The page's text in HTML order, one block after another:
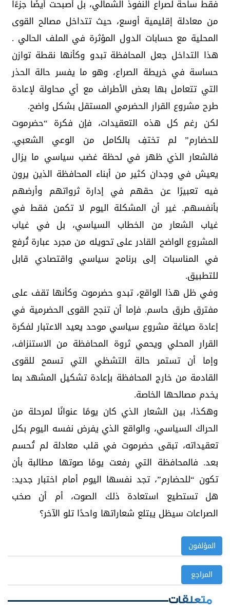
فقط ساحة لصراع النفوذ الشمالي، بل أصبحت أيضًا جزءًا
من معادلة إقليمية أوسع، حيث تتداخل مصالح القوى
المحلية مع حسابات الدول المؤثرة في الملف الحالي .
هذا التداخل جعل المحافظة تبدو وكأنها نقطة توازن
حساسة في خريطة الصراع، وهو ما يفسر حالة الحذر
التي تتعامل بها بعض الأطراف مع أي محاولة لإعادة
طرح مشروع القرار الحضرمي المستقل بشكل واضح.
لكن رغم كل هذه التعقيدات، فإن فكرة “حضرموت
للحضارم” لم تختفِ بالكامل من الوعي الشعبي.
فالشعار الذي ظهر في لحظة غضب سياسي ما يزال
يعيش في وجدان كثير من أبناء المحافظة الذين يرون
فيه تعبيرًا عن حقهم في إدارة ثرواتهم وأرضهم
بأنفسهم. غير أن المشكلة اليوم لا تكمن فقط في
غياب الشعار من الخطاب السياسي، بل في غياب
المشروع الواضح القادر على تحويله من مجرد عبارة تُرفع
في المناسبات إلى برنامج سياسي واقتصادي قابل
للتطبيق.
وفي ظل هذا الواقع، تبدو حضرموت وكأنها تقف على
مفترق طرق حاسم. فإما أن تنجح القوى الحضرمية في
إعادة صياغة مشروع سياسي موحد يعيد الاعتبار لفكرة
القرار المحلي ويحمي ثروة المحافظة من الاستنزاف،
وإما أن تستمر حالة التشظي التي تسمح للقوى
القادمة من خارج المحافظة بإعادة تشكيل المشهد بما
يخدم مصالحها الخاصة.
وهكذا، بين الشعار الذي كان يومًا عنوانًا لمرحلة من
الحراك السياسي، والواقع الذي يفرض نفسه اليوم بكل
تعقيداته، تبقى حضرموت في قلب معادلة لم تُحسم
بعد. فالمحافظة التي رفعت يومًا صوتها مطالبة بأن
تكون “للحضارم”، تجد نفسها اليوم أمام اختبار جديد:
هل تستطيع استعادة ذلك الصوت، أم أن صخب
الصراعات سيظل يبتلع شعاراتها واحدًا تلو الآخر؟
المؤلفون
المراجع
متعلقات